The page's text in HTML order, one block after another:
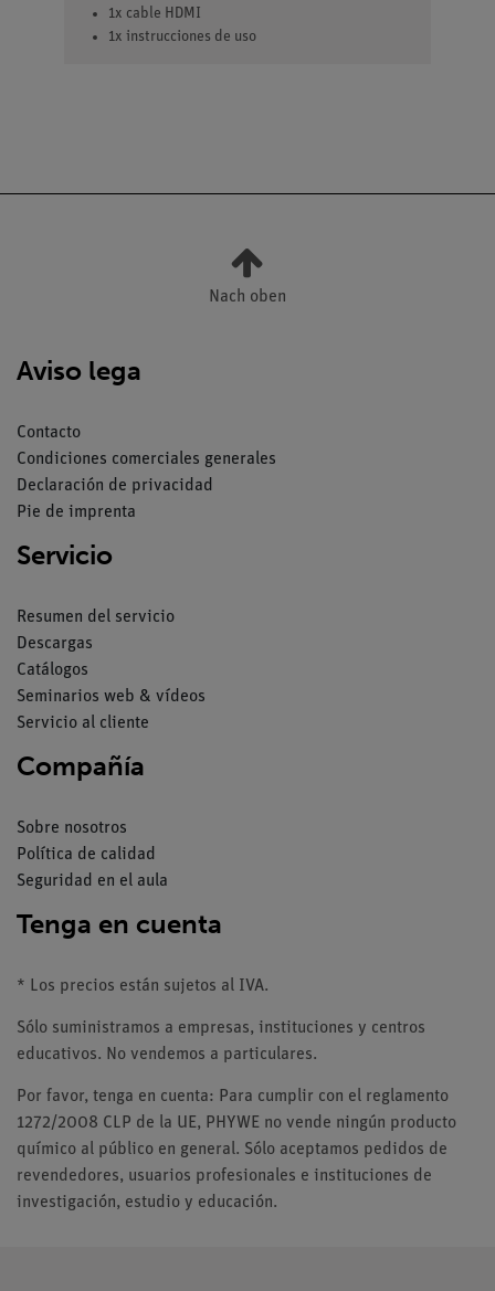
1x cable HDMI
1x instrucciones de uso
Nach oben
Aviso lega
Contacto
Condiciones comerciales generales
Declaración de privacidad
Pie de imprenta
Servicio
Resumen del servicio
Descargas
Catálogos
Seminarios web & vídeos
Servicio al cliente
Compañía
Sobre nosotros
Política de calidad
Seguridad en el aula
Tenga en cuenta
* Los precios están sujetos al IVA.
Sólo suministramos a empresas, instituciones y centros
educativos. No vendemos a particulares.
Por favor, tenga en cuenta: Para cumplir con el reglamento
1272/2008 CLP de la UE, PHYWE no vende ningún producto
químico al público en general. Sólo aceptamos pedidos de
revendedores, usuarios profesionales e instituciones de
investigación, estudio y educación.